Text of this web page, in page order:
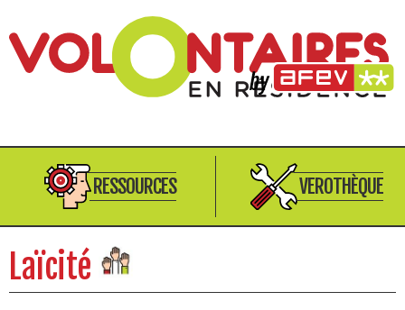
RESSOURCES VEROTHÈQUE
Laïcité